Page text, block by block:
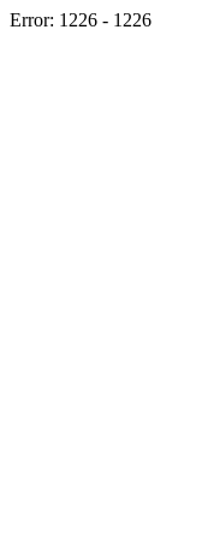
Error: 1226 - 1226